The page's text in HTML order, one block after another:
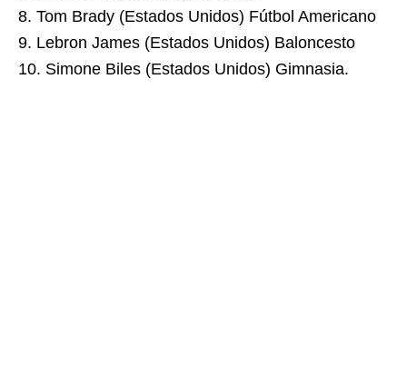
8. Tom Brady (Estados Unidos) Fútbol Americano
9. Lebron James (Estados Unidos) Baloncesto
10. Simone Biles (Estados Unidos) Gimnasia.